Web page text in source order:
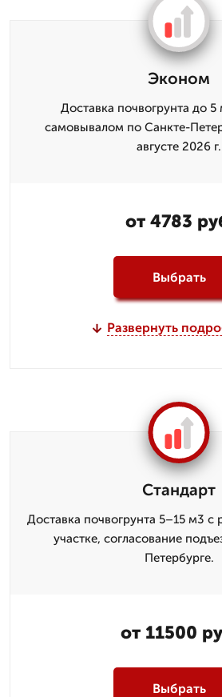
Эконом
Доставка почвогрунта до 5
самовывалом по Санкте-
августе 2026 г.
от 4783
Выбрать
Развернуть
Стандарт
Доставка почвогрунта 5–15 м3 с
участке, согласование
Петербурге.
от 11500
Выбрать